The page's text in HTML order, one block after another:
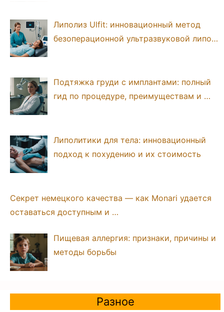
Липолиз Ulfit: инновационный метод
безоперационной ультразвуковой липо…
Подтяжка груди с имплантами: полный
гид по процедуре, преимуществам и …
Липолитики для тела: инновационный
подход к похудению и их стоимость
Секрет немецкого качества — как Monari удается
оставаться доступным и …
Пищевая аллергия: признаки, причины и
методы борьбы
Разное